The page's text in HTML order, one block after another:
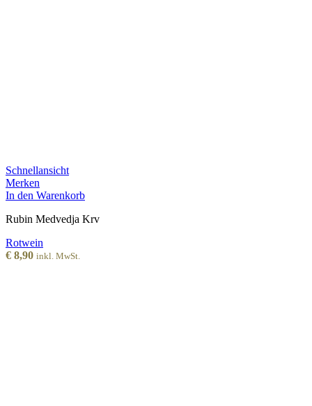
Schnellansicht
Merken
In den Warenkorb
Rubin Medvedja Krv
Rotwein
€ 8,90 inkl. MwSt.